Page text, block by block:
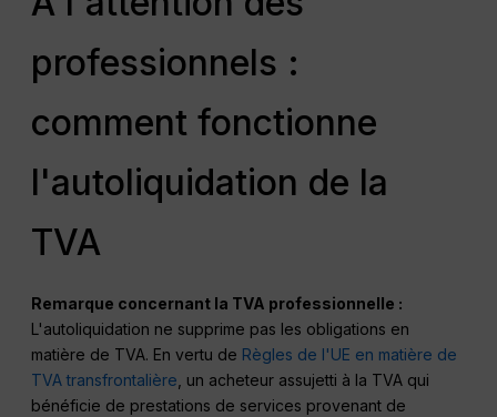
professionnels :
comment fonctionne
l'autoliquidation de la
TVA
Remarque concernant la TVA professionnelle :
L'autoliquidation ne supprime pas les obligations en
matière de TVA. En vertu de Règles de l'UE en matière de
TVA transfrontalière , un acheteur assujetti à la TVA qui
bénéficie de prestations de services provenant de